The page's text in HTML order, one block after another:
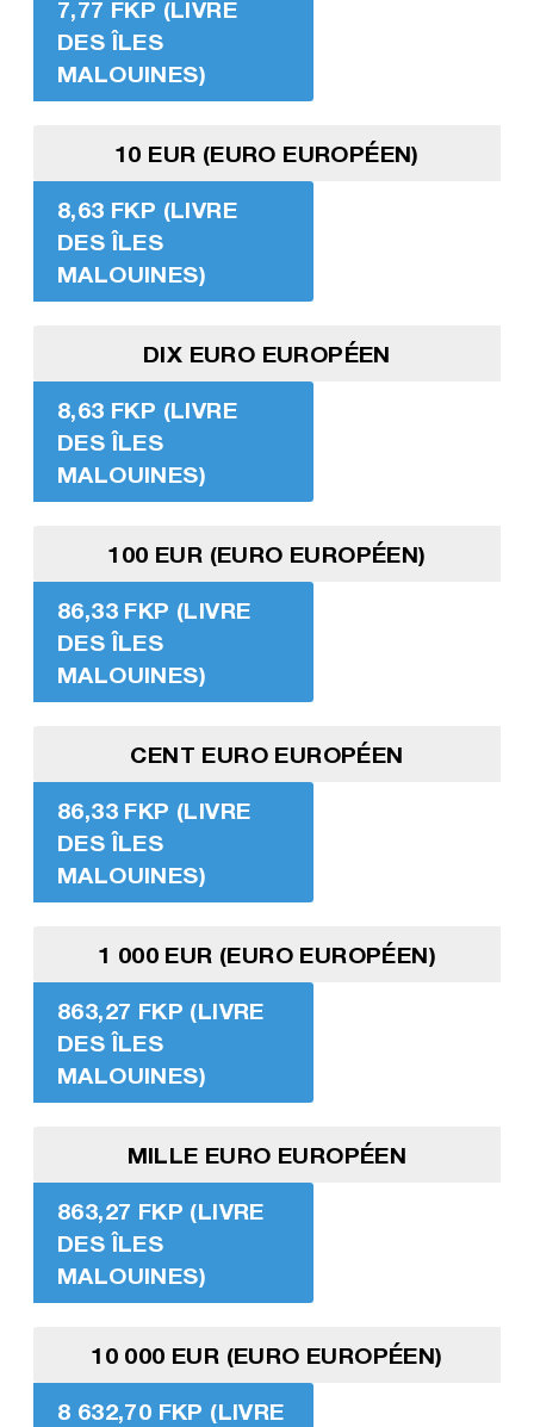
7,77 FKP (LIVRE
DES ÎLES
MALOUINES)
10 EUR (EURO EUROPÉEN)
8,63 FKP (LIVRE
DES ÎLES
MALOUINES)
DIX EURO EUROPÉEN
8,63 FKP (LIVRE
DES ÎLES
MALOUINES)
100 EUR (EURO EUROPÉEN)
86,33 FKP (LIVRE
DES ÎLES
MALOUINES)
CENT EURO EUROPÉEN
86,33 FKP (LIVRE
DES ÎLES
MALOUINES)
1 000 EUR (EURO EUROPÉEN)
863,27 FKP (LIVRE
DES ÎLES
MALOUINES)
MILLE EURO EUROPÉEN
863,27 FKP (LIVRE
DES ÎLES
MALOUINES)
10 000 EUR (EURO EUROPÉEN)
8 632,70 FKP (LIVRE